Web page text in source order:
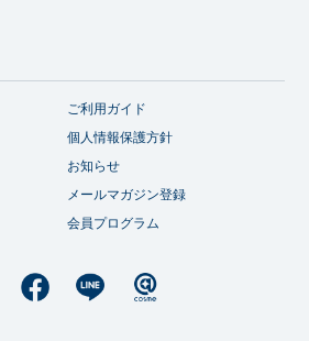
ご利用ガイド
個人情報保護方針
お知らせ
メールマガジン登録
会員プログラム